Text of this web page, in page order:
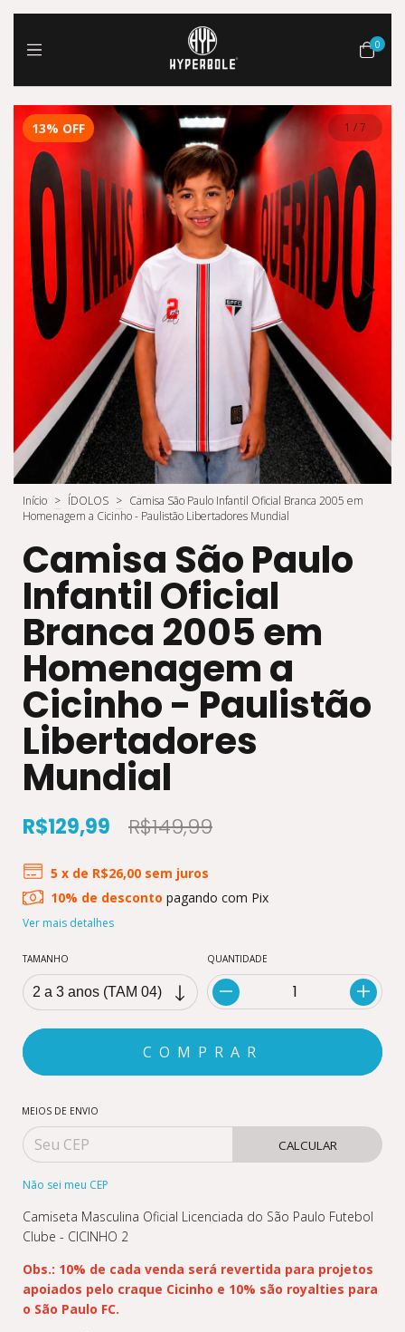
0
13% OFF 1 /7
Início > ÍDOLOS > Camisa São Paulo Infantil Oficial Branca 2005 em
Homenagem a Cicinho - Paulistão Libertadores Mundial
Camisa São Paulo
Infantil Oficial
Branca 2005 em
Homenagem a
Cicinho - Paulistão
Libertadores
Mundial
R$129,99 R$149,99
5 x de R$26,00 sem juros
10% de desconto pagando com Pix
Ver mais detalhes
TAMANHO QUANTIDADE
MEIOS DE ENVIO
CALCULAR
Não sei meu CEP
Camiseta Masculina Oficial Licenciada do São Paulo Futebol
Clube - CICINHO 2
Obs.: 10% de cada venda será revertida para projetos
apoiados pelo craque Cicinho e 10% são royalties para
o São Paulo FC.